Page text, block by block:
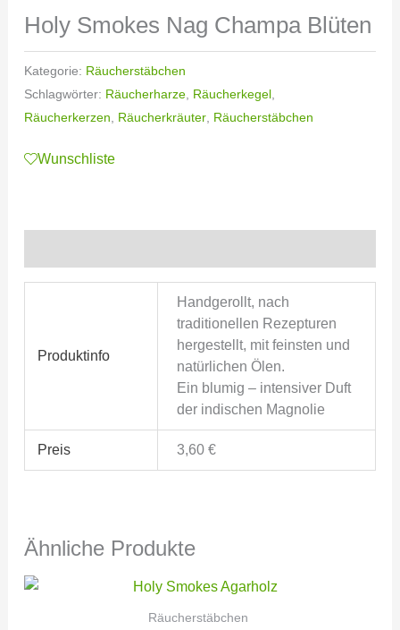
Holy Smokes Nag Champa Blüten
Kategorie: Räucherstäbchen
Schlagwörter: Räucherharze, Räucherkegel,
Räucherkerzen
Räucherkräuter, Räucherstäbchen
Wunschliste
Produktinfo
Handgerollt, nach
traditionellen Rezepturen
hergestellt, mit feinsten und
natürlichen Ölen.
Ein blumig – intensiver Duft
der indischen Magnolie
Preis 3,60 €
Ähnliche Produkte
Räucherstäbchen